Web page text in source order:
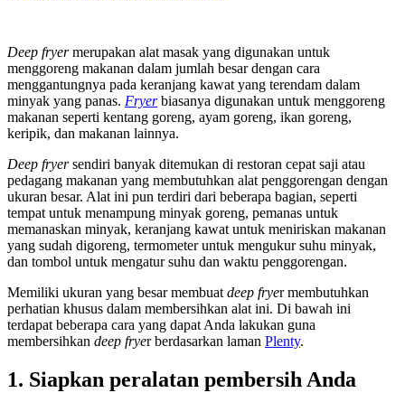
Deep fryermerupakan alat masak yang digunakan untuk
menggoreng makanan dalam jumlah besar dengan cara
menggantungnya pada keranjang kawat yang terendam dalam
minyak yang panas. Fryerbiasanya digunakan untuk menggoreng
makanan seperti kentang goreng, ayam goreng, ikan goreng,
keripik, dan makanan lainnya.
Deep fryersendiri banyak ditemukan di restoran cepat saji atau
pedagang makanan yang membutuhkan alat penggorengan dengan
ukuran besar. Alat ini pun terdiri dari beberapa bagian, seperti
tempat untuk menampung minyak goreng, pemanas untuk
memanaskan minyak, keranjang kawat untuk meniriskan makanan
yang sudah digoreng, termometer untuk mengukur suhu minyak,
dan tombol untuk mengatur suhu dan waktu penggorengan.
Memiliki ukuran yang besar membuatdeep fryer membutuhkan
perhatian khusus dalam membersihkan alat ini. Di bawah ini
terdapat beberapa cara yang dapat Anda lakukan guna
membersihkan deep fryer berdasarkan laman Plenty.
1. Siapkan peralatan pembersih Anda